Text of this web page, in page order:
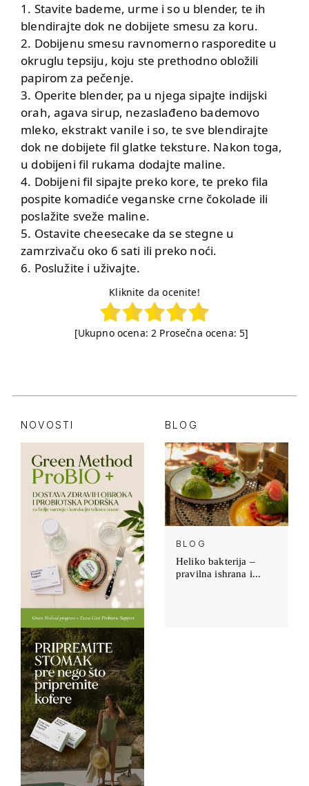
1. Stavite bademe, urme i so u blender, te ih
blendirajte dok ne dobijete smesu za koru.
2. Dobijenu smesu ravnomerno rasporedite u
okruglu tepsiju, koju ste prethodno obložili
papirom za pečenje.
3. Operite blender, pa u njega sipajte indijski
orah, agava sirup, nezaslađeno bademovo
mleko, ekstrakt vanile i so, te sve blendirajte
dok ne dobijete fil glatke teksture. Nakon toga,
u dobijeni fil rukama dodajte maline.
4. Dobijeni fil sipajte preko kore, te preko fila
pospite komadiće veganske crne čokolade ili
poslažite sveže maline.
5. Ostavite cheesecake da se stegne u
zamrzivaču oko 6 sati ili preko noći.
6. Poslužite i uživajte.
Kliknite da ocenite!
[Ukupno ocena:2 Prosečna ocena:5]
NOVOSTI BLOG
BLOG
Heliko bakterija –
pravilna ishrana i...